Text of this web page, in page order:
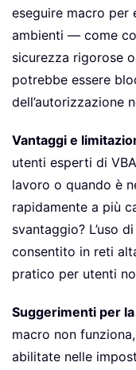
eseguire macro per
ambienti — come
sicurezza rigorose
potrebbe essere
dell’autorizzazione
Vantaggi e
utenti esperti di
lavoro o quando è
rapidamente a più
svantaggio? L’uso
consentito in reti
pratico per utenti
Suggerimenti per
macro non
abilitate nelle